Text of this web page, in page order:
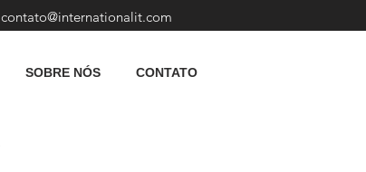
contato@internationalit.com
SOBRE NÓS CONTATO